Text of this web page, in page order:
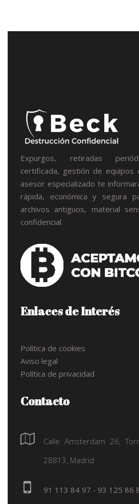
Expurgos, retiradas
certificada, gestión de equipos
asesor especializado te
rápida, económica y segura
archivos antiguos, material
confidencial.
Enlaces de Interés
Política de cookies
Aviso legal
Política de privacidad
Contacto
Calle Amsterdam 26,
28813, Madrid
91 113 84 97 - 93 125 86